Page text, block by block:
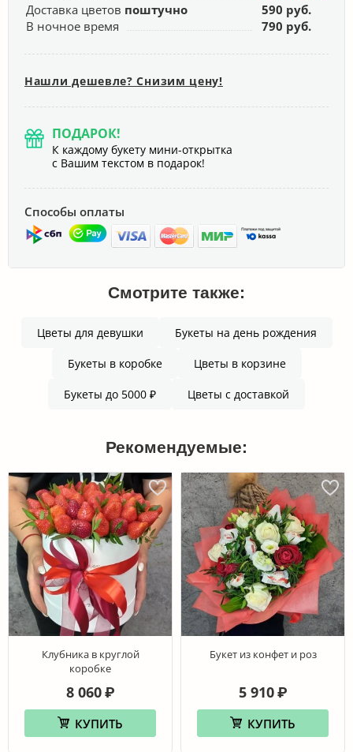
Доставка цветов поштучно
590 руб.
В ночное время
790 руб.
Нашли дешевле? Снизим цену!
ПОДАРОК!
К каждому букету мини-открытка
с Вашим текстом в подарок!
Способы оплаты
Смотрите также:
Цветы для девушки Букеты на день рождения
Букеты в коробке Цветы в корзине
Букеты до 5000 ₽ Цветы с доставкой
Рекомендуемые:
Клубника в круглой
коробке
8 060 ₽
КУПИТЬ
Букет из конфет и роз
5 910 ₽
КУПИТЬ